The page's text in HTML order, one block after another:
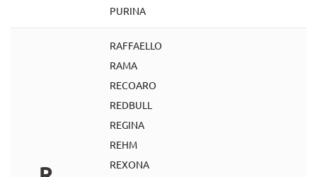
PURINA
RAFFAELLO
RAMA
RECOARO
REDBULL
REGINA
REHM
REXONA